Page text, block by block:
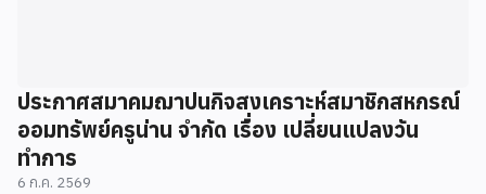
ประกาศสมาคมฌาปนกิจสงเคราะห์สมาชิกสหกรณ์
ออมทรัพย์ครูน่าน จำกัด เรื่อง เปลี่ยนแปลงวัน
ทำการ
6 ก.ค. 2569